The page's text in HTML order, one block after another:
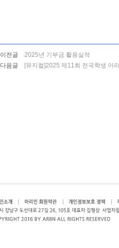
이전글
2025년 기부금 활용실적
다음글
[뮤지컬]2025 제11회 전국학생 아